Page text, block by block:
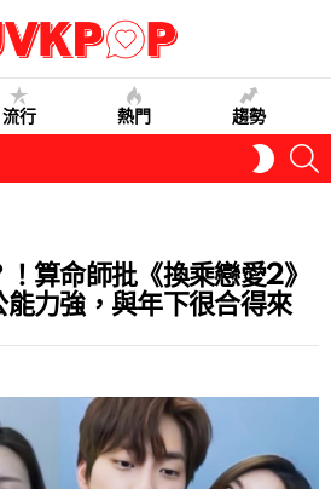
流行 熱門 趨勢
SKIN
算命師批《換乘戀愛2》
力強，與年下很合得來